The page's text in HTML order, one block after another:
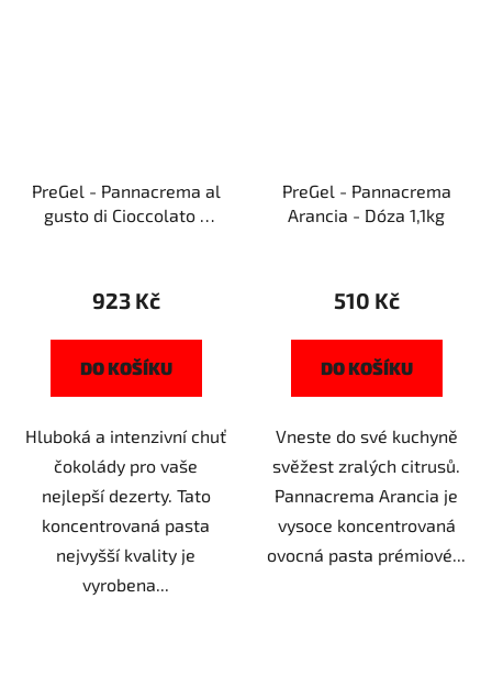
PreGel - Pannacrema al
gusto di Cioccolato -
923 Kč
DO KOŠÍKU
Hluboká a intenzivní chuť
čokolády pro vaše
nejlepší dezerty. Tato
koncentrovaná pasta
nejvyšší kvality je
vyrobena...
PreGel - Pannacrema
Arancia - Dóza 1,1kg
510 Kč
DO KOŠÍKU
Vneste do své kuchyně
svěžest zralých citrusů.
Pannacrema Arancia je
vysoce koncentrovaná
ovocná pasta prémiové...